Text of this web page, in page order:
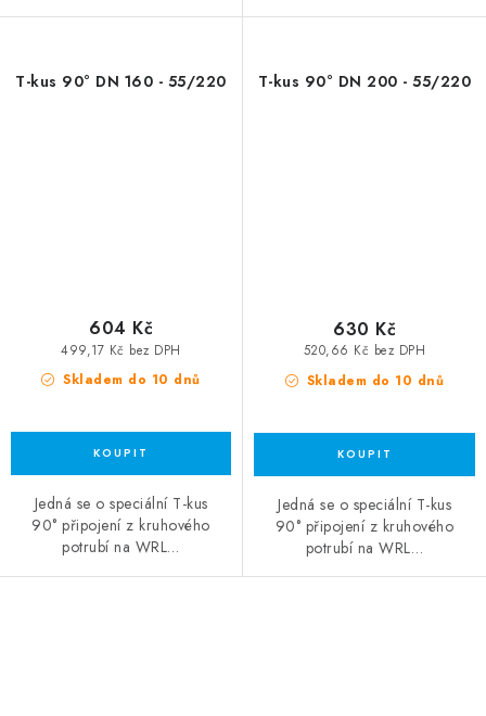
T-kus 90° DN 160 - 55/220
Skladem do 10 dnů
499,17 Kč bez DPH
604 Kč
Jedná se o speciální T-kus
90° připojení z kruhového
potrubí na WRL…
T-kus 90° DN 200 - 55/220
Skladem do 10 dnů
520,66 Kč bez DPH
630 Kč
Jedná se o speciální T-kus
90° připojení z kruhového
potrubí na WRL…